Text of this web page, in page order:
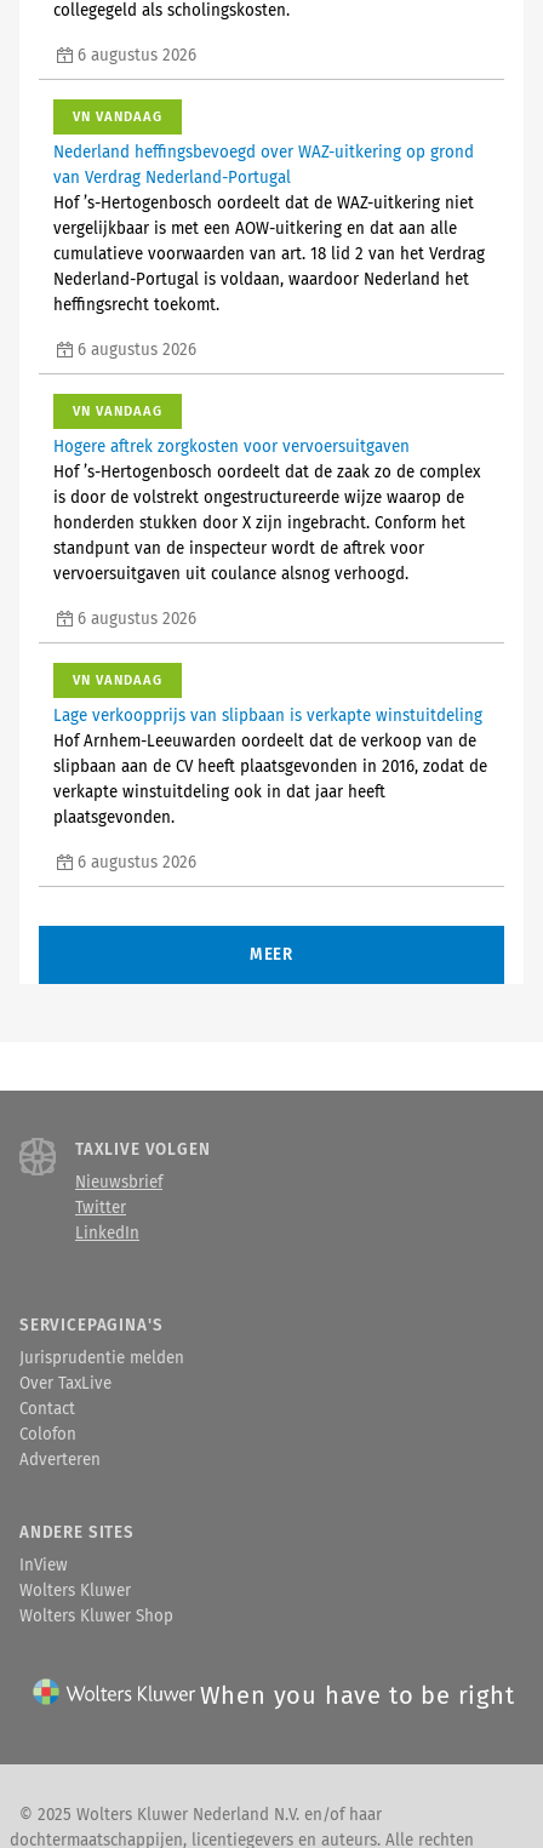
collegegeld als scholingskosten.
6 augustus 2026
VN VANDAAG
Nederland heffingsbevoegd over WAZ-uitkering op grond
van Verdrag Nederland-Portugal
Hof ’s-Hertogenbosch oordeelt dat de WAZ-uitkering niet
vergelijkbaar is met een AOW-uitkering en dat aan alle
cumulatieve voorwaarden van art. 18 lid 2 van het Verdrag
Nederland-Portugal is voldaan, waardoor Nederland het
heffingsrecht toekomt.
6 augustus 2026
VN VANDAAG
Hogere aftrek zorgkosten voor vervoersuitgaven
Hof ’s-Hertogenbosch oordeelt dat de zaak zo de complex
is door de volstrekt ongestructureerde wijze waarop de
honderden stukken door X zijn ingebracht. Conform het
standpunt van de inspecteur wordt de aftrek voor
vervoersuitgaven uit coulance alsnog verhoogd.
6 augustus 2026
VN VANDAAG
Lage verkoopprijs van slipbaan is verkapte winstuitdeling
Hof Arnhem-Leeuwarden oordeelt dat de verkoop van de
slipbaan aan de CV heeft plaatsgevonden in 2016, zodat de
verkapte winstuitdeling ook in dat jaar heeft
plaatsgevonden.
6 augustus 2026
MEER
TAXLIVE VOLGEN
Nieuwsbrief
Twitter
LinkedIn
SERVICEPAGINA'S
Jurisprudentie melden
Over TaxLive
Contact
Colofon
Adverteren
ANDERE SITES
InView
Wolters Kluwer
Wolters Kluwer Shop
When you have to be right
© 2025 Wolters Kluwer Nederland N.V. en/of haar
dochtermaatschappijen, licentiegevers en auteurs. Alle rechten